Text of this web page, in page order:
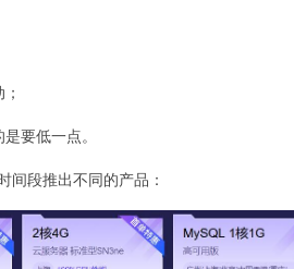
要低一点。
间段推出不同的产品：